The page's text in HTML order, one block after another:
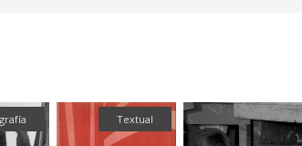
Fotografía